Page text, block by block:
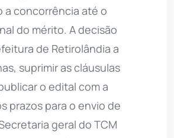
a concorrência até o
do mérito. A decisão
de Retirolândia a
suprimir as cláusulas
o edital com a
prazos para o envio de
geral do TCM